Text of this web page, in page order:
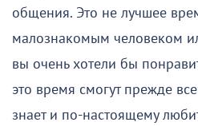
общения. Это не лучшее
малознакомым человеком
вы очень хотели бы
это время смогут прежде
знает и по-настоящему